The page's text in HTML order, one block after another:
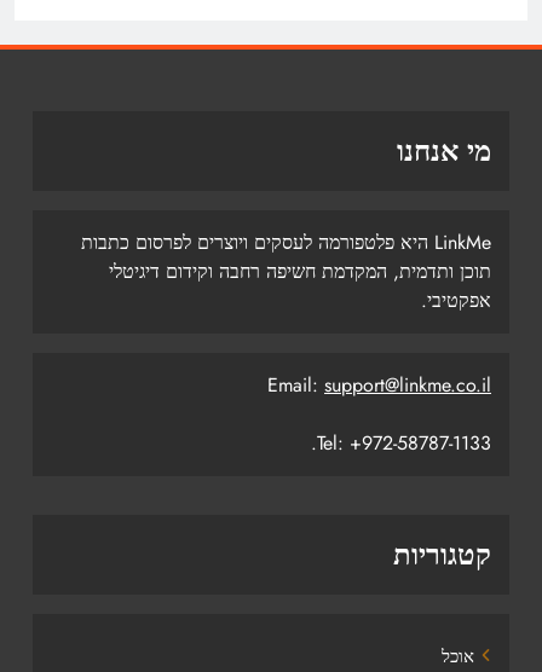
מי אנחנו
LinkMe היא פלטפורמה לעסקים ויוצרים לפרסום כתבות
תוכן ותדמית, המקדמת חשיפה רחבה וקידום דיגיטלי
אפקטיבי.
Email: support@linkme.co.il
Tel: +972-58787-1133.
קטגוריות
אוכל